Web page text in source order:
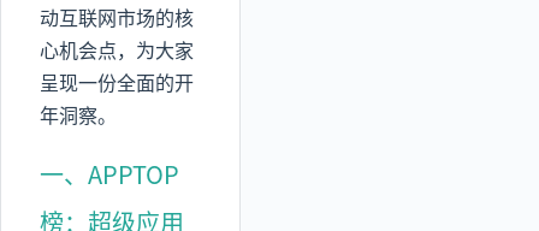
动互联网市场的核
心机会点，为大家
呈现一份全面的开
年洞察。
一、APPTOP
榜：超级应用